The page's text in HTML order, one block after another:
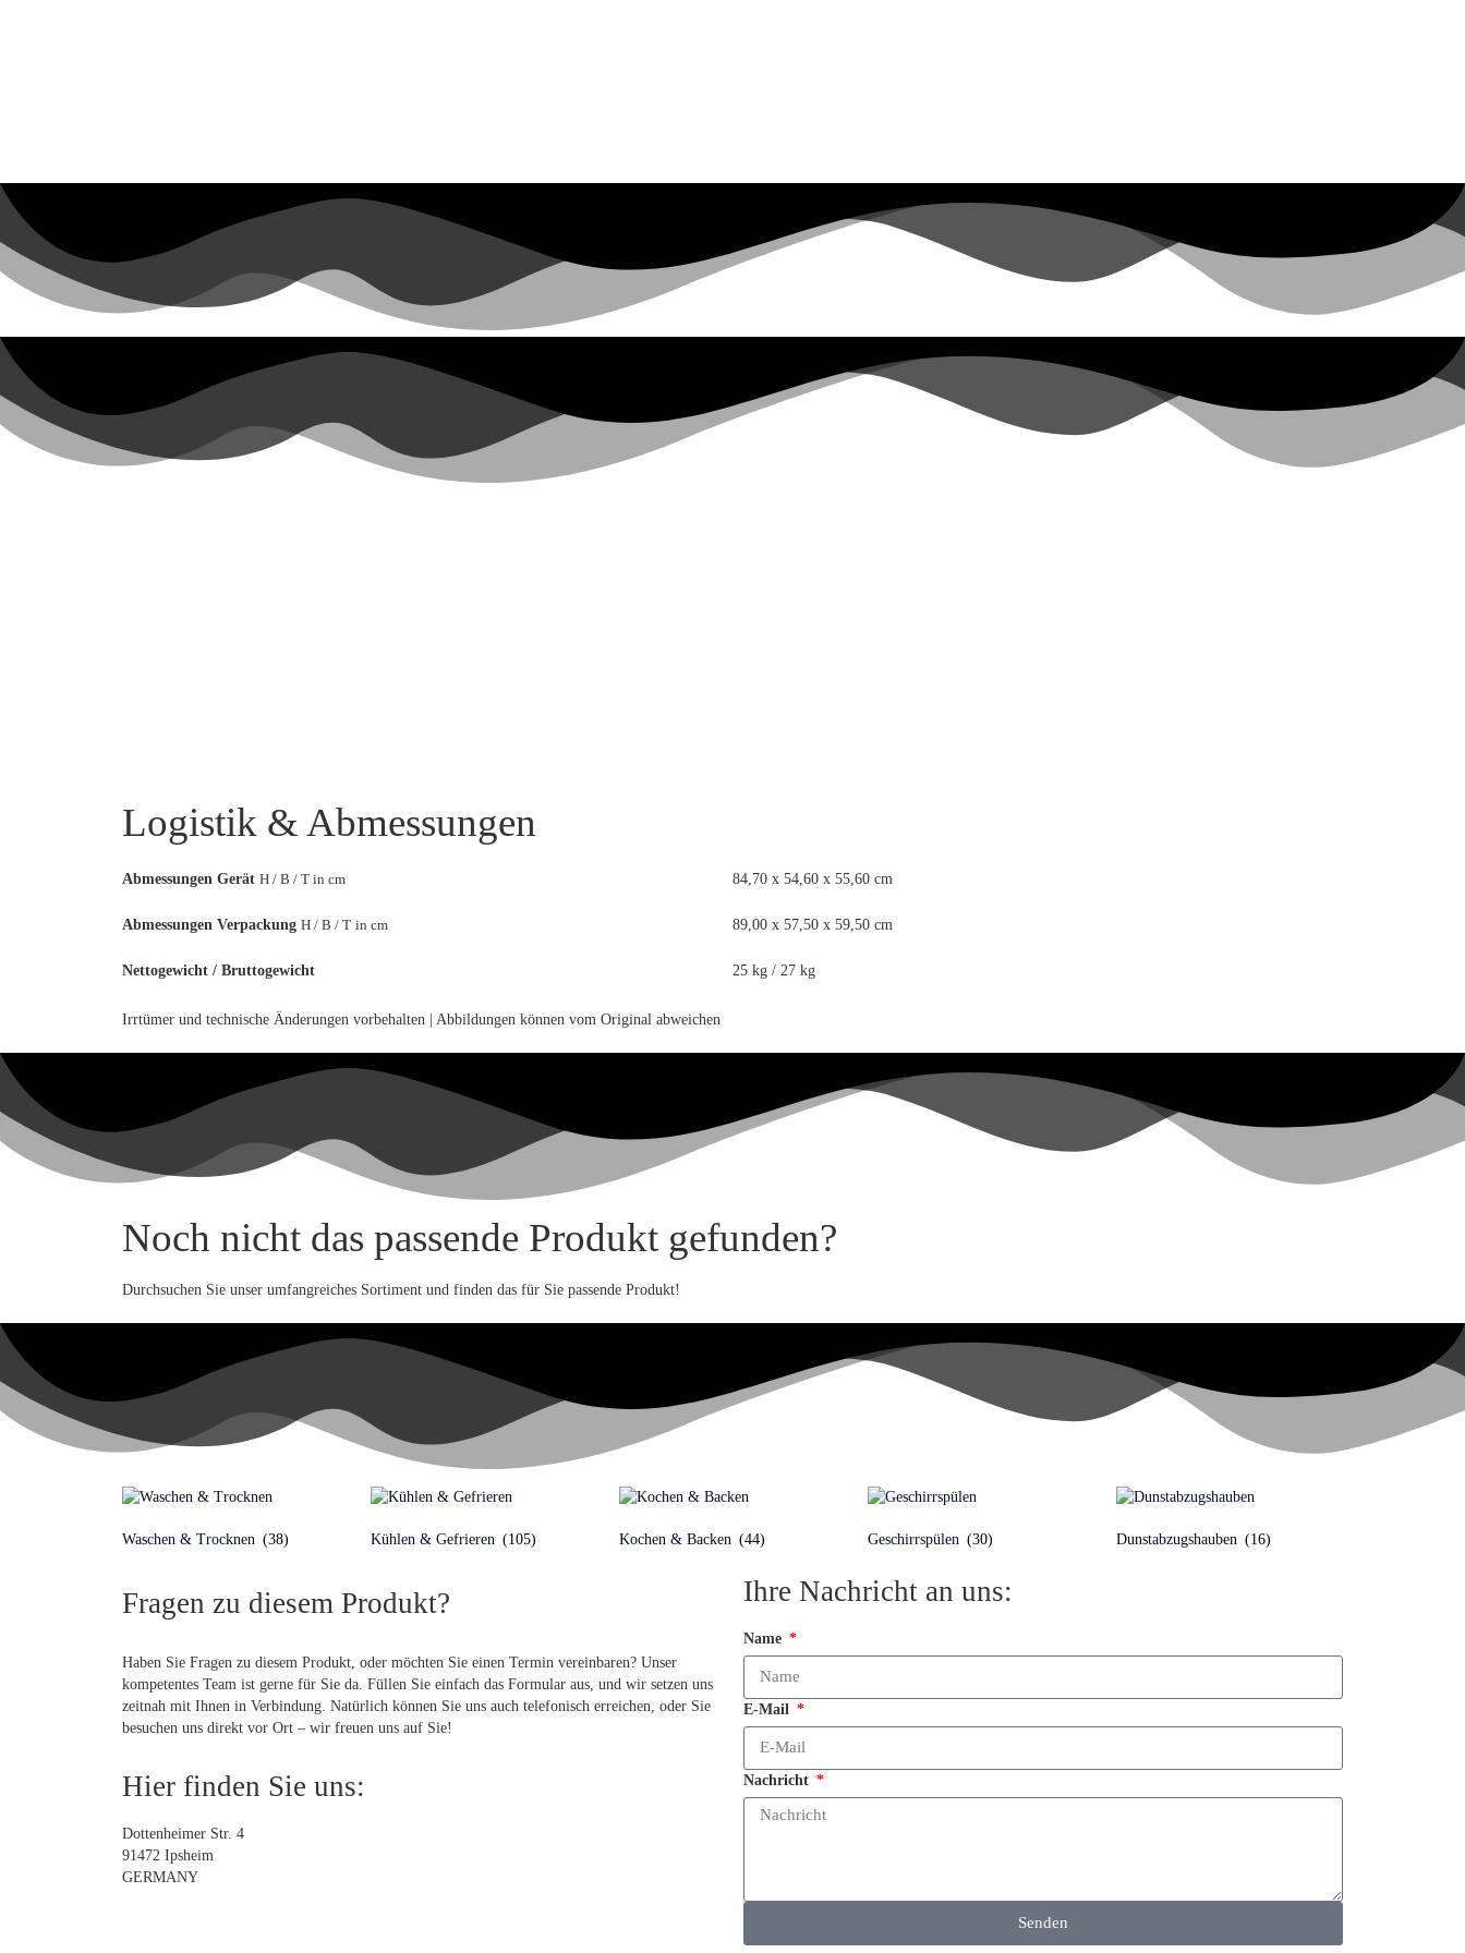
Logistik & Abmessungen
Abmessungen Gerät H / B / T in cm 84,70 x 54,60 x 55,60 cm
Abmessungen Verpackung H / B / T in cm 89,00 x 57,50 x 59,50 cm
Nettogewicht / Bruttogewicht 25 kg / 27 kg
Irrtümer und technische Änderungen vorbehalten | Abbildungen können vom Original abweichen
Noch nicht das passende Produkt gefunden?
Durchsuchen Sie unser umfangreiches Sortiment und finden das für Sie passende Produkt!
Waschen & Trocknen (38) Kühlen & Gefrieren (105) Kochen & Backen (44) Geschirrspülen (30) Dunstabzugshauben (16)
Fragen zu diesem Produkt?
Haben Sie Fragen zu diesem Produkt, oder möchten Sie einen Termin vereinbaren? Unser
kompetentes Team ist gerne für Sie da. Füllen Sie einfach das Formular aus, und wir setzen uns
zeitnah mit Ihnen in Verbindung. Natürlich können Sie uns auch telefonisch erreichen, oder Sie
besuchen uns direkt vor Ort – wir freuen uns auf Sie!
Hier finden Sie uns:
Dottenheimer Str. 4
91472 Ipsheim
GERMANY
Ihre Nachricht an uns:
Name
E-Mail
Nachricht
Senden